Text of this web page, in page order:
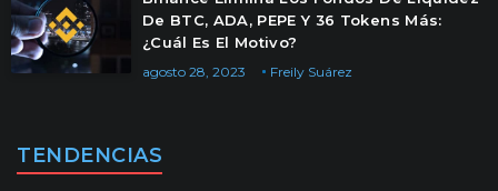
De BTC, ADA, PEPE Y 36 Tokens Más:
¿Cuál Es El Motivo?
Freily Suárez
agosto 28, 2023
TENDENCIAS